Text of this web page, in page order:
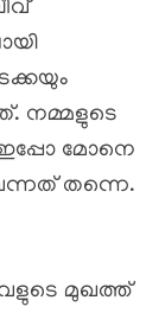
നമ്മളുടെ
മോനെ
തന്നെ.
മുഖത്ത്